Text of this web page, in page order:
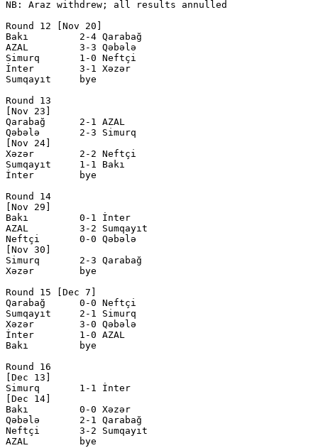
NB: Araz withdrew; all results annulled
Round 12 [Nov 20]
Bakı         2-4 Qarabağ
AZAL         3-3 Qəbələ
Simurq       1-0 Neftçi
İnter        3-1 Xəzər
Sumqayıt     bye
Round 13
[Nov 23]
Qarabağ      2-1 AZAL
Qəbələ       2-3 Simurq
[Nov 24]
Xəzər        2-2 Neftçi
Sumqayıt     1-1 Bakı
İnter        bye
Round 14
[Nov 29]
Bakı         0-1 İnter
AZAL         3-2 Sumqayıt
Neftçi       0-0 Qəbələ
[Nov 30]
Simurq       2-3 Qarabağ
Xəzər        bye
Round 15 [Dec 7]
Qarabağ      0-0 Neftçi
Sumqayıt     2-1 Simurq
Xəzər        3-0 Qəbələ
İnter        1-0 AZAL
Bakı         bye
Round 16
[Dec 13]
Simurq       1-1 İnter
[Dec 14]
Bakı         0-0 Xəzər
Qəbələ       2-1 Qarabağ
Neftçi       3-2 Sumqayıt
AZAL         bye